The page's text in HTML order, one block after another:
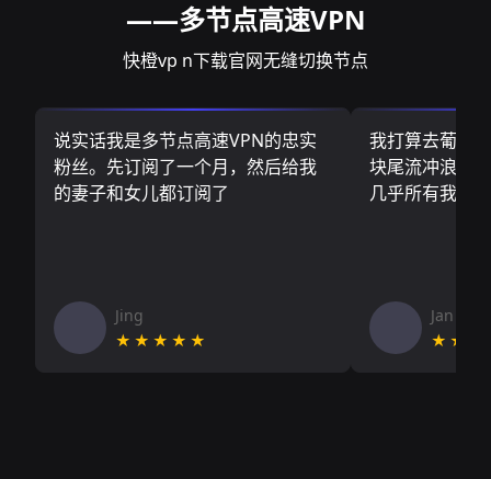
——多节点高速VPN
快橙vp n下载官网无缝切换节点
说实话我是多节点高速VPN的忠实
粉丝。先订阅了一个月，然后给我
的妻子和女儿都订阅了
Jing
★★★★★
我打算去葡萄
块尾流冲浪板
几乎所有我需
Jan V